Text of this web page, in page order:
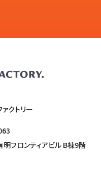
クトリー
フロンティアビル B棟9階